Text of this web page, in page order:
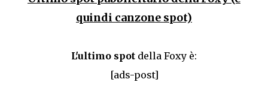
quindi canzone spot)
L'ultimo spot della Foxy è:
[ads-post]